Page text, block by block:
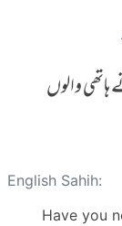
والوں
English Sahih:
Have you